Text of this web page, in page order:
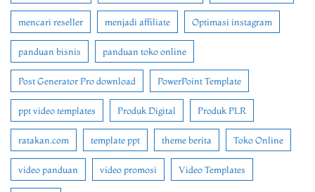
mencari reseller menjadi affiliate Optimasi instagram
panduan bisnis panduan toko online
Post Generator Pro download PowerPoint Template
ppt video templates Produk Digital Produk PLR
ratakan.com template ppt theme berita Toko Online
video panduan video promosi Video Templates